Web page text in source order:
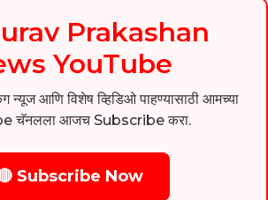
Prakashan
YouTube
न्यूज आणि विशेष व्हिडिओ पाहण्यासाठी आमच्या
चॅनलला आजच Subscribe करा.
Subscribe Now